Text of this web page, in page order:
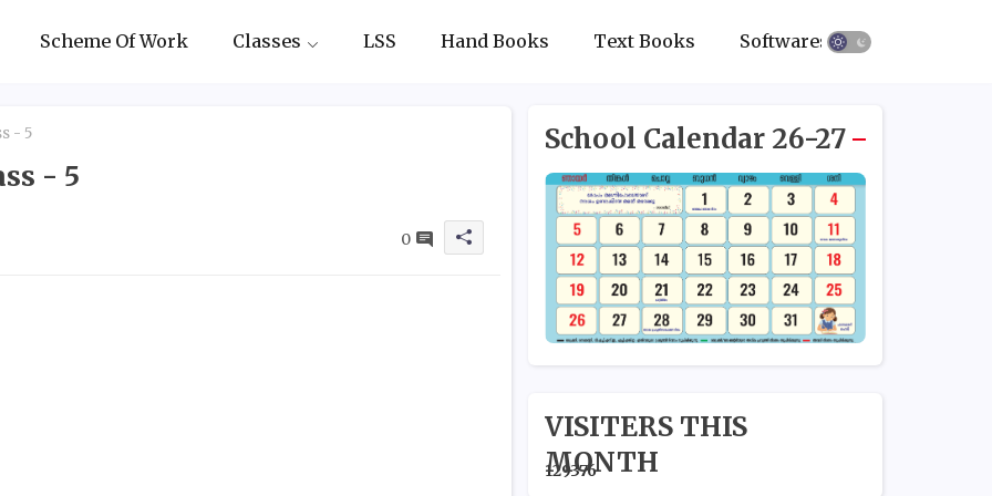
Scheme Of Work Classes LSS Hand Books Text Books Softwares
- 5
- 5
0
School Calendar 26-27
VISITERS THIS
MONTH
129376